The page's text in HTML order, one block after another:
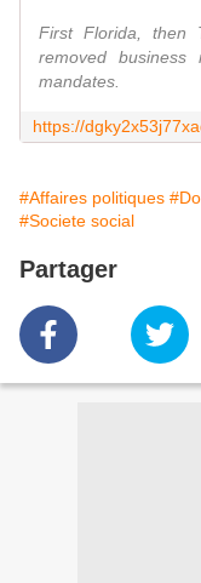
First Florida, then
removed business
mandates.
#Affaires politiques
#Societe social
Partager